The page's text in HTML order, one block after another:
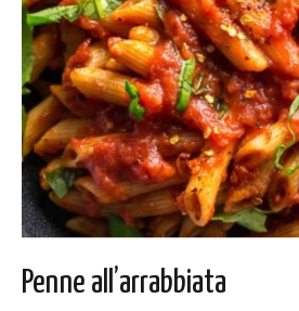
Penne all’arrabbiata